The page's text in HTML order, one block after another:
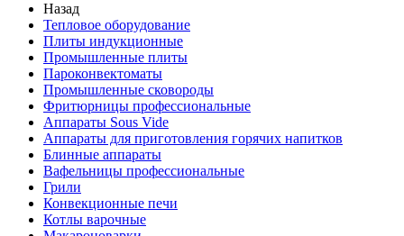
Назад
Тепловое оборудование
Плиты индукционные
Промышленные плиты
Пароконвектоматы
Промышленные сковороды
Фритюрницы профессиональные
Аппараты Sous Vide
Аппараты для приготовления горячих напитков
Блинные аппараты
Вафельницы профессиональные
Грили
Конвекционные печи
Котлы варочные